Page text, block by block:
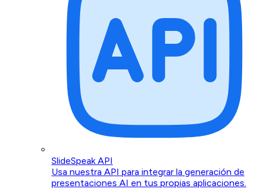
SlideSpeak API
Usa nuestra API para integrar la generación de
presentaciones AI en tus propias aplicaciones.